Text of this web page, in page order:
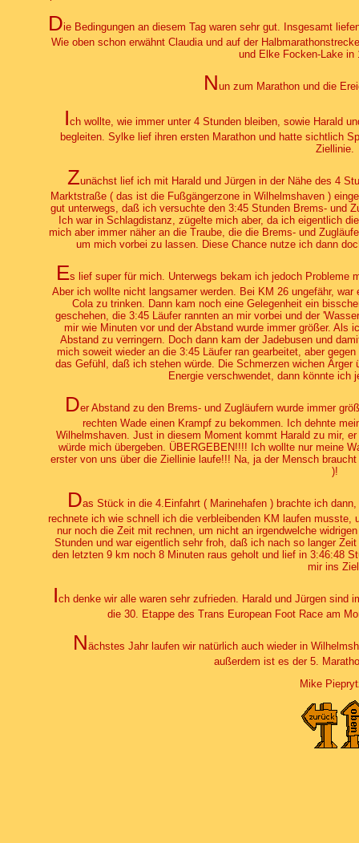
Die Bedingungen an diesem Tag waren sehr gut. Insgesamt
Wie oben schon erwähnt Claudia und auf der
und Elke Focken-Lake in
Nun zum Marathon und die
Ich wollte, wie immer unter 4 Stunden bleiben, sowie Harald
begleiten. Sylke lief ihren ersten Marathon und hatte sichtlich
Ziellinie.
Zunächst lief ich mit Harald und Jürgen in der Nähe des 4
Marktstraße ( das ist die Fußgängerzone in Wilhelmshaven )
gut unterwegs, daß ich versuchte den 3:45 Stunden Brems- und
Ich war in Schlagdistanz, zügelte mich aber, da ich eigentlich
mich aber immer näher an die Traube, die die Brems- und
um mich vorbei zu lassen. Diese Chance nutze ich dann
Es lief super für mich. Unterwegs bekam ich jedoch Probleme
Aber ich wollte nicht langsamer werden. Bei KM 26 ungefähr,
Cola zu trinken. Dann kam noch eine Gelegenheit ein
geschehen, die 3:45 Läufer rannten an mir vorbei und der
mir wie Minuten vor und der Abstand wurde immer größer. Als
Abstand zu verringern. Doch dann kam der Jadebusen und
mich soweit wieder an die 3:45 Läufer ran gearbeitet, aber
das Gefühl, daß ich stehen würde. Die Schmerzen wichen
Energie verschwendet, dann könnte ich
Der Abstand zu den Brems- und Zugläufern wurde immer
rechten Wade einen Krampf zu bekommen. Ich dehnte
Wilhelmshaven. Just in diesem Moment kommt Harald zu mir,
würde mich übergeben. ÜBERGEBEN!!!! Ich wollte nur meine
erster von uns über die Ziellinie laufe!!! Na, ja der Mensch
)!
Das Stück in die 4.Einfahrt ( Marinehafen ) brachte ich
rechnete ich wie schnell ich die verbleibenden KM laufen
nur noch die Zeit mit rechnen, um nicht an irgendwelche
Stunden und war eigentlich sehr froh, daß ich nach so langer
den letzten 9 km noch 8 Minuten raus geholt und lief in 3:46:48
mir ins
Ich denke wir alle waren sehr zufrieden. Harald und Jürgen sind
die 30. Etappe des Trans European Foot Race am
Nächstes Jahr laufen wir natürlich auch wieder in
außerdem ist es der 5.
Mike